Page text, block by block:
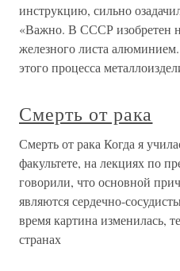
инструкцию, сильно
«Важно. В СССР изобретен
железного листа
этого процесса
Смерть от рака
Смерть от рака Когда я
факультете, на лекциях по
говорили, что основной
являются сердечно-
время картина изменилась,
странах